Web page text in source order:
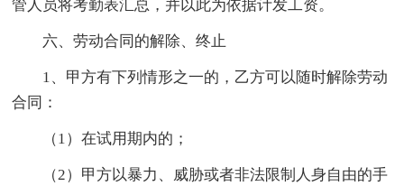
管人员将考勤表汇总，并以此为依据计发工资。
六、劳动合同的解除、终止
1、甲方有下列情形之一的，乙方可以随时解除劳动
合同：
（1）在试用期内的；
（2）甲方以暴力、威胁或者非法限制人身自由的手